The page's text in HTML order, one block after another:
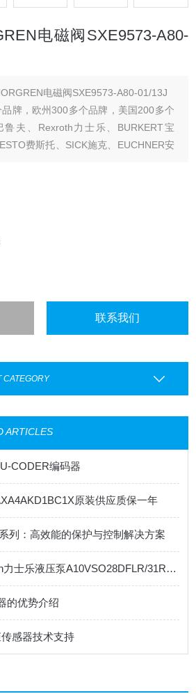
电磁阀SXE9573-A80-
电磁阀SXE9573-A80-01/13J
牌，欧州300多个品牌，美国200多个
鲁夫、Rexroth力士乐、BURKERT宝
费斯托、SICK施克、EUCHNER安
HYDAC贺德克、IFM易福门等
联系我们
CATEGORY
ARTICLES
CODER编码器
原装供应质保一年
列：高效能的保护与控制解决方案
柱塞泵德国Rexroth力士乐液压泵A10VSO28DFLR/31R-PPA12N00
的优势介绍
感器技术支持